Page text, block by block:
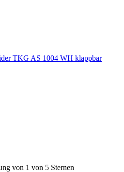
von 1 von 5 Sternen